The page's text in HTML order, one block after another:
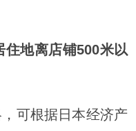
住地离店铺500米以
可根据日本经济产